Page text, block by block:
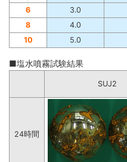
6
3.0
8
4.0
10
5.0
■塩水噴霧試験結果
SUJ2
24時間